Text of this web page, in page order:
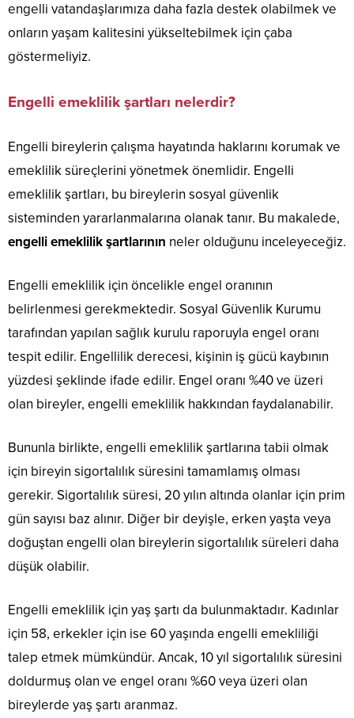
engelli vatandaşlarımıza daha fazla destek olabilmek ve
onların yaşam kalitesini yükseltebilmek için çaba
göstermeliyiz.
Engelli emeklilik şartları nelerdir?
Engelli bireylerin çalışma hayatında haklarını korumak ve
emeklilik süreçlerini yönetmek önemlidir. Engelli
emeklilik şartları, bu bireylerin sosyal güvenlik
sisteminden yararlanmalarına olanak tanır. Bu makalede,
engelli emeklilik şartlarının neler olduğunu inceleyeceğiz.
Engelli emeklilik için öncelikle engel oranının
belirlenmesi gerekmektedir. Sosyal Güvenlik Kurumu
tarafından yapılan sağlık kurulu raporuyla engel oranı
tespit edilir. Engellilik derecesi, kişinin iş gücü kaybının
yüzdesi şeklinde ifade edilir. Engel oranı %40 ve üzeri
olan bireyler, engelli emeklilik hakkından faydalanabilir.
Bununla birlikte, engelli emeklilik şartlarına tabii olmak
için bireyin sigortalılık süresini tamamlamış olması
gerekir. Sigortalılık süresi, 20 yılın altında olanlar için prim
gün sayısı baz alınır. Diğer bir deyişle, erken yaşta veya
doğuştan engelli olan bireylerin sigortalılık süreleri daha
düşük olabilir.
Engelli emeklilik için yaş şartı da bulunmaktadır. Kadınlar
için 58, erkekler için ise 60 yaşında engelli emekliliği
talep etmek mümkündür. Ancak, 10 yıl sigortalılık süresini
doldurmuş olan ve engel oranı %60 veya üzeri olan
bireylerde yaş şartı aranmaz.